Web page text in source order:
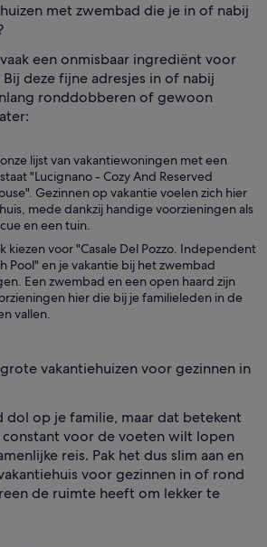
met zwembad die je in of nabij
een onmisbaar ingrediënt voor
deze fijne adresjes in of nabij
ronddobberen of gewoon
lijst van vakantiewoningen met een
"Lucignano - Cozy And Reserved
Gezinnen op vakantie voelen zich hier
mede dankzij handige voorzieningen als
en een tuin.
kiezen voor "Casale Del Pozzo. Independent
Pool" en je vakantie bij het zwembad
Een zwembad en een open haard zijn
hier die bij je familieleden in de
vallen.
vakantiehuizen voor gezinnen in
dol op je familie, maar dat betekent
constant voor de voeten wilt lopen
reis. Pak het dus slim aan en
voor gezinnen in of rond
de ruimte heeft om lekker te